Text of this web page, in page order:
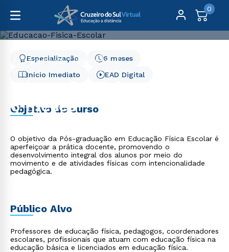
0
Pós-Graduação
Educação
Educação Física Escolar - 6 meses
6 meses
Início Imediato
6 meses
Especialização
EAD Digital
Objetivo do curso
O objetivo da Pós-graduação em Educação Física Escolar é
aperfeiçoar a prática docente, promovendo o
desenvolvimento integral dos alunos por meio do
movimento e de atividades físicas com intencionalidade
pedagógica.
Público Alvo
Professores de educação física, pedagogos, coordenadores
escolares, profissionais que atuam com educação física na
educação básica e licenciados em educação física.